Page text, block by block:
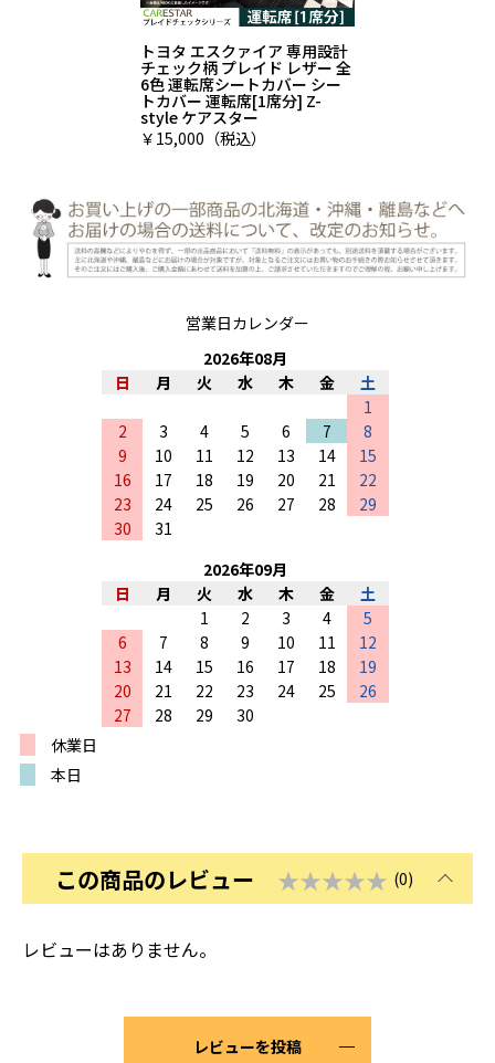
トヨタ エスクァイア 専用設計
チェック柄 プレイド レザー 全
6色 運転席シートカバー シー
トカバー 運転席[1席分] Z-
style ケアスター
￥15,000（税込）
営業日カレンダー
2026年08月
日
月 火 水 木 金
土
1
2
3 4 5 6 7
8
9
10 11 12 13 14
15
16
17 18 19 20 21
22
23
24 25 26 27 28
29
30
31
2026年09月
日
月 火 水 木 金
土
1
2 3 4
5
6
7 8 9 10 11
12
13
14 15 16 17 18
19
20
21 22 23 24 25
26
27
28 29
30
休業日
本日
この商品のレビュー ★★★★★ (0)
レビューはありません。
レビューを投稿